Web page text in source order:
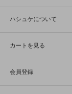
ハシュケについて
カートを見る
会員登録